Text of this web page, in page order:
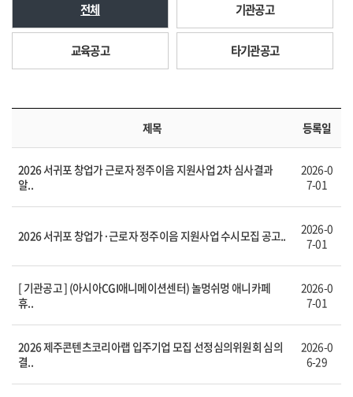
전체 기관공고
교육공고 타기관공고
제목 등록일
2026 서귀포 창업가 근로자 정주이음 지원사업 2차 심사결과
알..
2026-0
7-01
2026 서귀포 창업가·근로자 정주이음 지원사업 수시모집 공고..
2026-0
7-01
[ 기관공고 ] (아시아CGI애니메이션센터) 놀멍쉬멍 애니카페
휴..
2026-0
7-01
2026 제주콘텐츠코리아랩 입주기업 모집 선정심의위원회 심의
결..
2026-0
6-29